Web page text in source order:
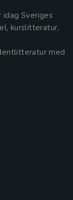
Sveriges
kurslitteratur,
med